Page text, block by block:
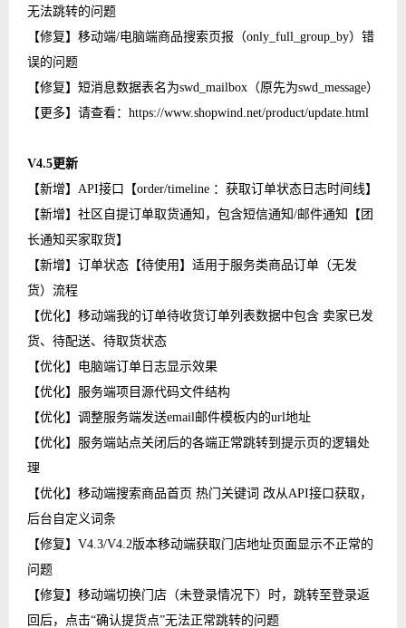
无法跳转的问题
【修复】移动端/电脑端商品搜索页报（only_full_group_by）错
误的问题
【修复】短消息数据表名为swd_mailbox（原先为swd_message）
【更多】请查看：https://www.shopwind.net/product/update.html
V4.5更新
【新增】API接口【order/timeline ：获取订单状态日志时间线】
【新增】社区自提订单取货通知，包含短信通知/邮件通知【团
长通知买家取货】
【新增】订单状态【待使用】适用于服务类商品订单（无发
货）流程
【优化】移动端我的订单待收货订单列表数据中包含 卖家已发
货、待配送、待取货状态
【优化】电脑端订单日志显示效果
【优化】服务端项目源代码文件结构
【优化】调整服务端发送email邮件模板内的url地址
【优化】服务端站点关闭后的各端正常跳转到提示页的逻辑处
理
【优化】移动端搜索商品首页 热门关键词 改从API接口获取，
后台自定义词条
【修复】V4.3/V4.2版本移动端获取门店地址页面显示不正常的
问题
【修复】移动端切换门店（未登录情况下）时，跳转至登录返
回后，点击“确认提货点”无法正常跳转的问题